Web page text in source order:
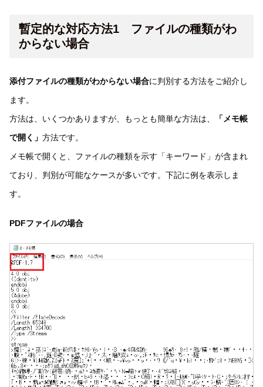
暫定的な対応方法1 ファイルの種類がわ
からない場合
添付ファイルの種類がわからない場合に判別する方法をご紹介し
ます。
方法は、いくつかありますが、もっとも簡単な方法は、
「メモ帳
で開く」 方法です。
メモ帳で開くと、ファイルの種類を示す「キーワード」が含まれ
ており、判別が可能なケースが多いです。下記に例を表示しま
す。
PDFファイルの場合